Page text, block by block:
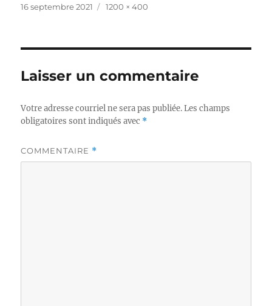
Publié
16 septembre 2021
Taille
1200 × 400
Laisser un commentaire
Votre adresse courriel ne sera pas publiée. Les champs
obligatoires sont indiqués avec *
COMMENTAIRE *